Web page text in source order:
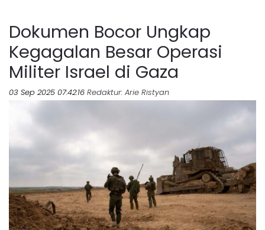
Dokumen Bocor Ungkap
Kegagalan Besar Operasi
Militer Israel di Gaza
03 Sep 2025 07:42:16 Redaktur: Arie Ristyan